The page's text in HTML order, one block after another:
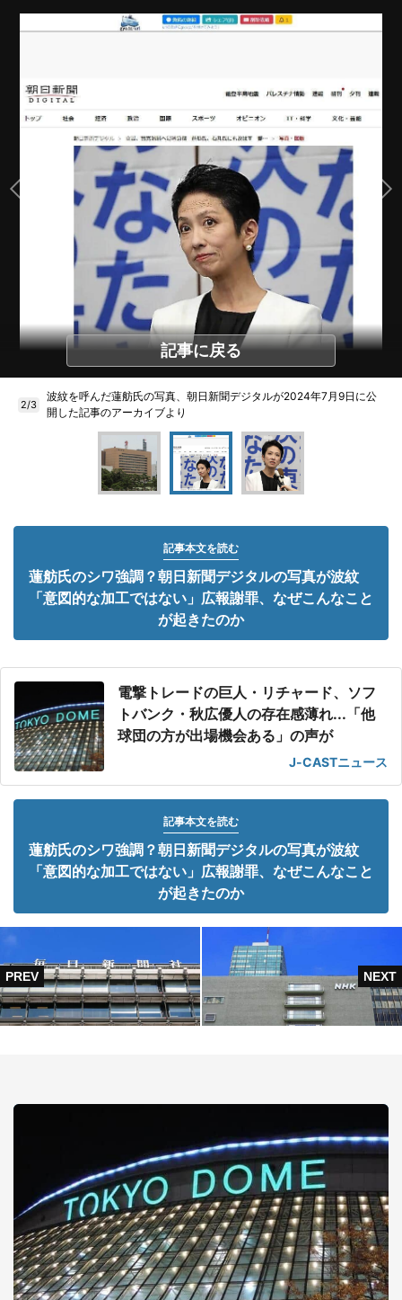
記事に戻る
2/3
波紋を呼んだ蓮舫氏の写真、朝日新聞デジタルが2024年7月9日に公
開した記事のアーカイブより
記事本文を読む
蓮舫氏のシワ強調？朝日新聞デジタルの写真が波紋
「意図的な加工ではない」広報謝罪、なぜこんなこと
が起きたのか
電撃トレードの巨人・リチャード、ソフ
トバンク・秋広優人の存在感薄れ...「他
球団の方が出場機会ある」の声が
J-CASTニュース
記事本文を読む
蓮舫氏のシワ強調？朝日新聞デジタルの写真が波紋
「意図的な加工ではない」広報謝罪、なぜこんなこと
が起きたのか